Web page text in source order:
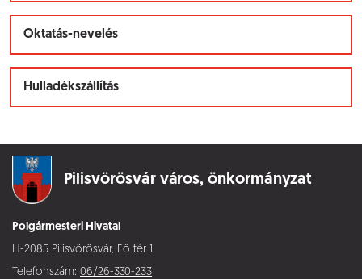
Oktatás-nevelés
Hulladékszállítás
Pilisvörösvár város, önkormányzat
Polgármesteri Hivatal
H-2085 Pilisvörösvár, Fő tér 1.
Telefonszám: 06/26-330-233